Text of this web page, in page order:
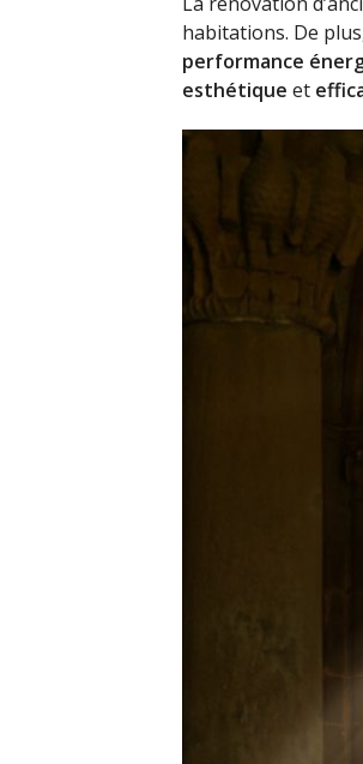
habitations. De
performance
esthétique et